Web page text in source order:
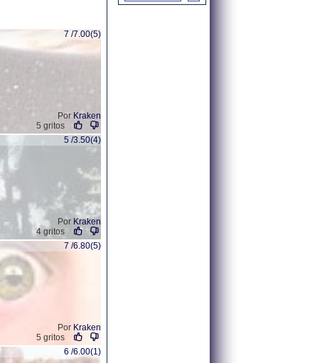
7 /7.00(5)
Por Kraken
5 gritos
5 /3.50(4)
Por Kraken
4 gritos
7 /6.80(5)
Por Kraken
5 gritos
6 /6.00(1)